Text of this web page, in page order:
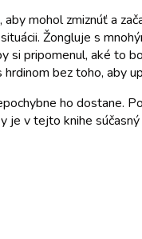
mohol zmiznúť a
Žongluje s
si pripomenul, aké to
bez toho, aby
ho dostane.
je v tejto knihe